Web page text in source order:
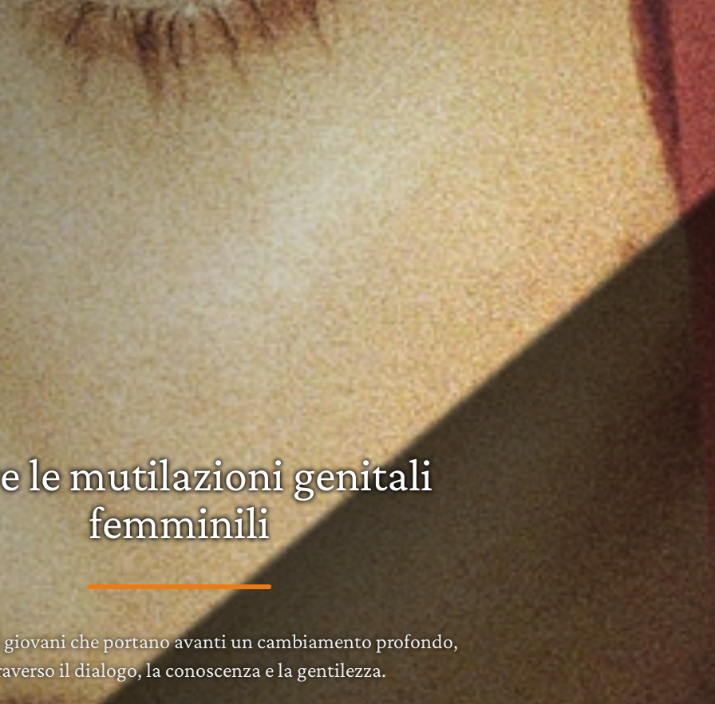
le mutilazioni genitali
femminili
giovani che portano avanti un cambiamento profondo,
il dialogo, la conoscenza e la gentilezza.